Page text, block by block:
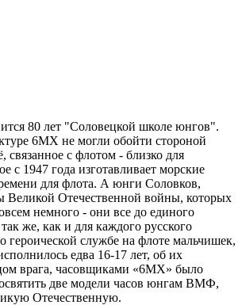
80 лет "Соловецкой школе юнгов".
6МХ не могли обойти стороной
связанное с флотом - близко для
с 1947 года изготавливает морские
для флота. А юнги Соловков,
Великой Отечественной войны, которых
немного - они все до единого
же, как и для каждого русского
героической службе на флоте мальчишек,
едва 16-17 лет, об их
врага, часовщиками «6МХ» было
две модели часов юнгам ВМФ,
Отечественную.